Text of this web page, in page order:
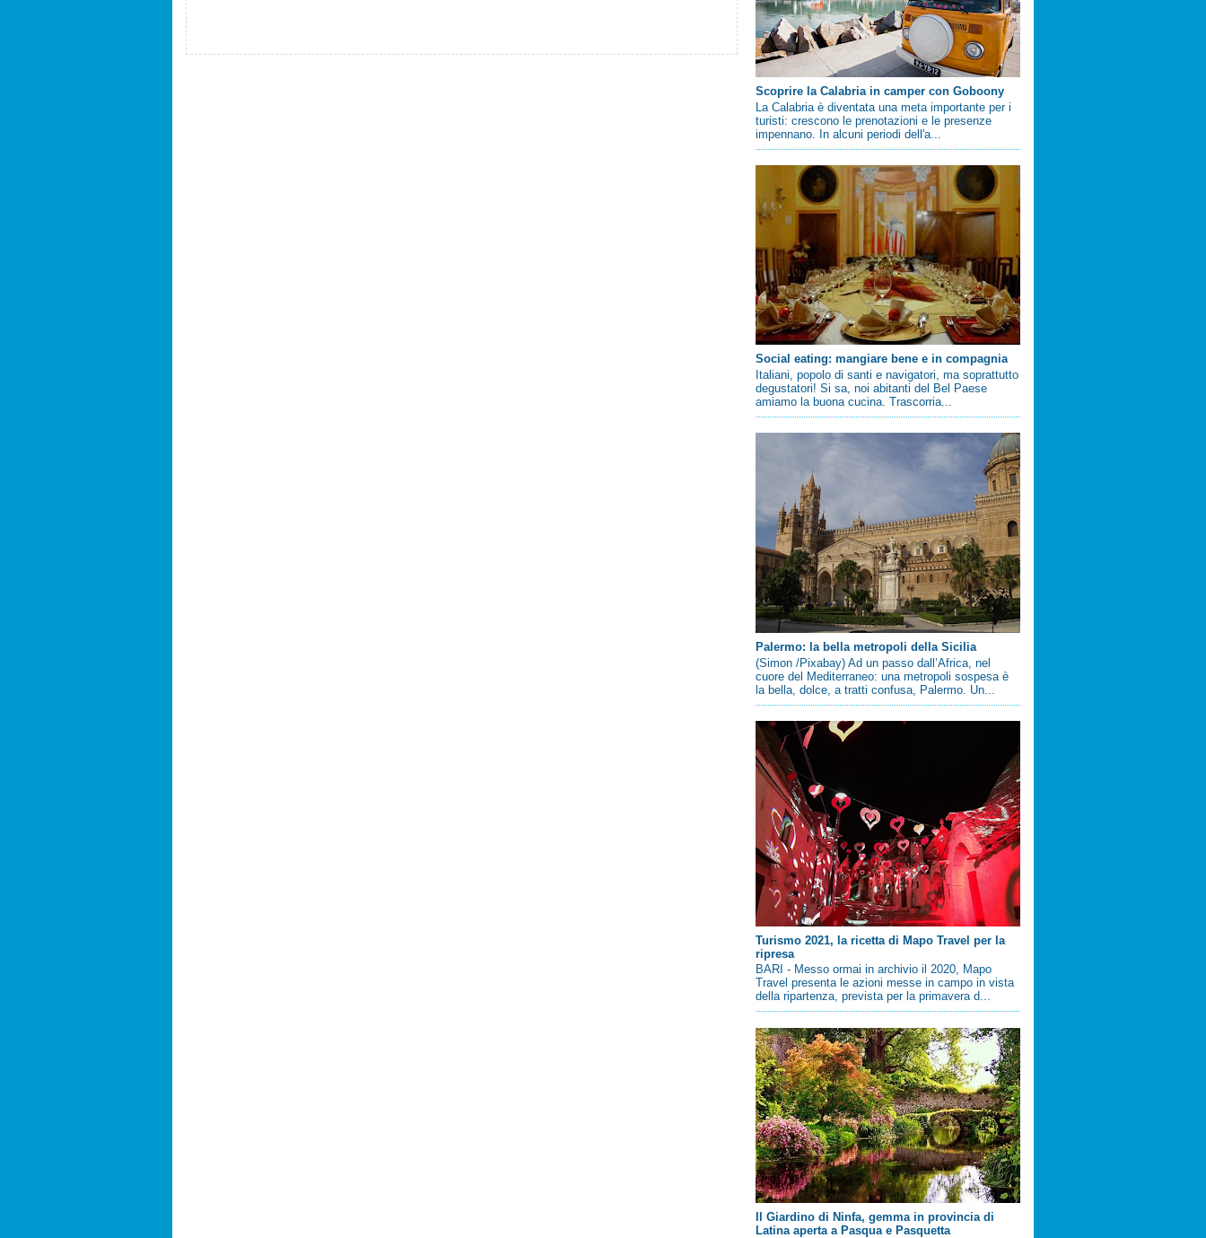
Scoprire la Calabria in camper con Goboony
La Calabria è diventata una meta importante per i
turisti: crescono le prenotazioni e le presenze
impennano. In alcuni periodi dell'a...
Social eating: mangiare bene e in compagnia
Italiani, popolo di santi e navigatori, ma soprattutto
degustatori! Si sa, noi abitanti del Bel Paese
amiamo la buona cucina. Trascorria...
Palermo: la bella metropoli della Sicilia
(Simon /Pixabay) Ad un passo dall’Africa, nel
cuore del Mediterraneo: una metropoli sospesa è
la bella, dolce, a tratti confusa, Palermo. Un...
Turismo 2021, la ricetta di Mapo Travel per la
ripresa
BARI - Messo ormai in archivio il 2020, Mapo
Travel presenta le azioni messe in campo in vista
della ripartenza, prevista per la primavera d...
Il Giardino di Ninfa, gemma in provincia di
Latina aperta a Pasqua e Pasquetta